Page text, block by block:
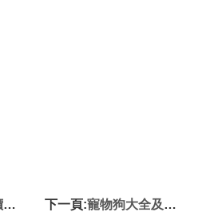
下一頁:寵物狗大全及價格 選擇適合自己的寵物狗